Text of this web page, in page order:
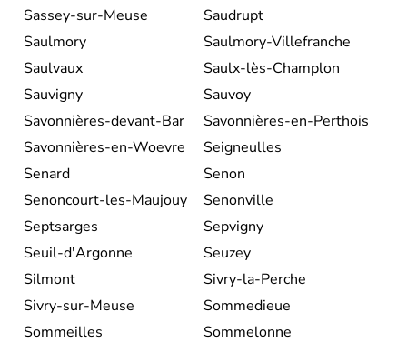
Sassey-sur-Meuse
Saudrupt
Saulmory
Saulmory-Villefranche
Saulvaux
Saulx-lès-Champlon
Sauvigny
Sauvoy
Savonnières-devant-Bar
Savonnières-en-Perthois
Savonnières-en-Woevre
Seigneulles
Senard
Senon
Senoncourt-les-Maujouy
Senonville
Septsarges
Sepvigny
Seuil-d'Argonne
Seuzey
Silmont
Sivry-la-Perche
Sivry-sur-Meuse
Sommedieue
Sommeilles
Sommelonne